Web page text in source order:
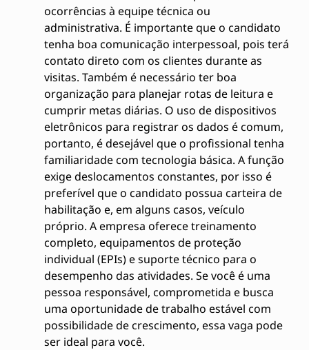
ocorrências à equipe técnica ou
administrativa. É importante que o candidato
tenha boa comunicação interpessoal, pois terá
contato direto com os clientes durante as
visitas. Também é necessário ter boa
organização para planejar rotas de leitura e
cumprir metas diárias. O uso de dispositivos
eletrônicos para registrar os dados é comum,
portanto, é desejável que o profissional tenha
familiaridade com tecnologia básica. A função
exige deslocamentos constantes, por isso é
preferível que o candidato possua carteira de
habilitação e, em alguns casos, veículo
próprio. A empresa oferece treinamento
completo, equipamentos de proteção
individual (EPIs) e suporte técnico para o
desempenho das atividades. Se você é uma
pessoa responsável, comprometida e busca
uma oportunidade de trabalho estável com
possibilidade de crescimento, essa vaga pode
ser ideal para você.